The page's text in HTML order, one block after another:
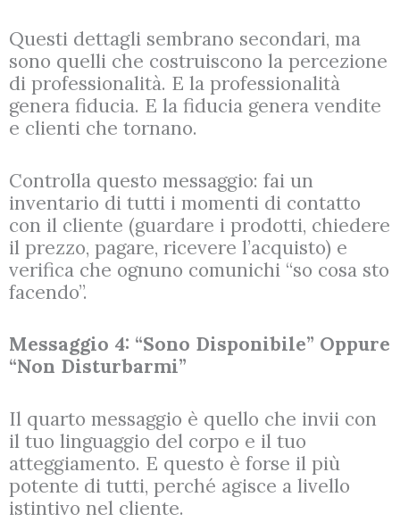
Questi dettagli sembrano secondari, ma
sono quelli che costruiscono la percezione
di professionalità. E la professionalità
genera fiducia. E la fiducia genera vendite
e clienti che tornano.
Controlla questo messaggio: fai un
inventario di tutti i momenti di contatto
con il cliente (guardare i prodotti, chiedere
il prezzo, pagare, ricevere l’acquisto) e
verifica che ognuno comunichi “so cosa sto
facendo”.
Messaggio 4: “Sono Disponibile” Oppure
“Non Disturbarmi”
Il quarto messaggio è quello che invii con
il tuo linguaggio del corpo e il tuo
atteggiamento. E questo è forse il più
potente di tutti, perché agisce a livello
istintivo nel cliente.